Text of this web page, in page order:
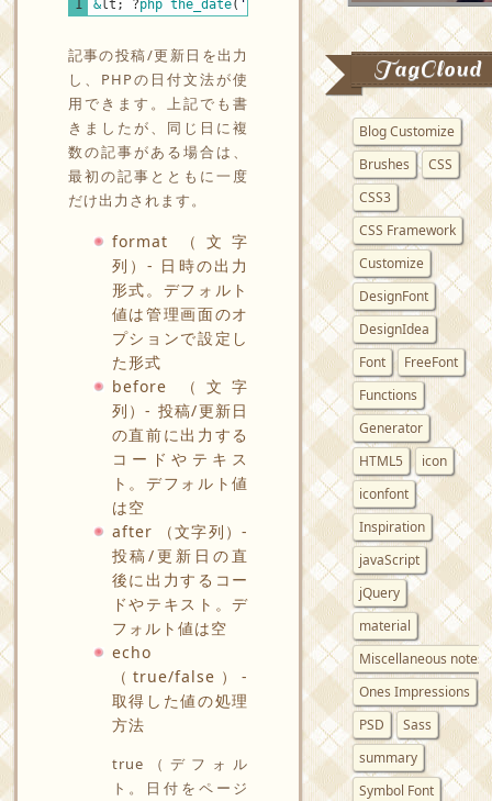
&lt ; ?php the_date( 'format' 'before', 'after', echo
記事の投稿/更新日を出力
し、PHPの日付文法が使
用できます。上記でも書
きましたが、同じ日に複
数の記事がある場合は、
最初の記事とともに一度
だけ出力されます。
format （文字
列）- 日時の出力
形式。デフォルト
値は管理画面のオ
プションで設定し
た形式
before （文字
列）- 投稿/更新日
の直前に出力する
コードやテキス
ト。デフォルト値
は空
after （文字列）-
投稿/更新日の直
後に出力するコー
ドやテキスト。デ
フォルト値は空
echo
（true/false）-
取得した値の処理
方法
true（デフォル
ト。日付をページ
TagCloud
Blog Customize
Brushes
CSS
CSS3
CSS Framework
Customize
DesignFont
DesignIdea
Font
FreeFont
Functions
Generator
HTML5
icon
iconfont
Inspiration
javaScript
jQuery
material
Miscellaneous notes
Ones Impressions
PSD
Sass
summary
Symbol Font